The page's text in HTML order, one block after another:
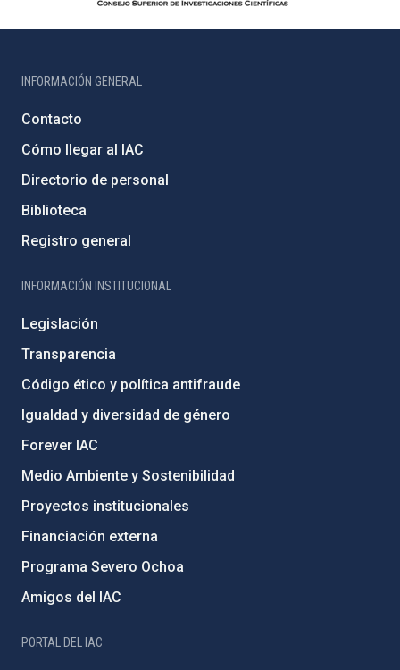
INFORMACIÓN GENERAL
Contacto
Cómo llegar al IAC
Directorio de personal
Biblioteca
Registro general
INFORMACIÓN INSTITUCIONAL
Legislación
Transparencia
Código ético y política antifraude
Igualdad y diversidad de género
Forever IAC
Medio Ambiente y Sostenibilidad
Proyectos institucionales
Financiación externa
Programa Severo Ochoa
Amigos del IAC
PORTAL DEL IAC